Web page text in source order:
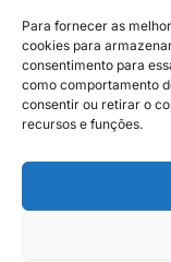
Para fornecer as
cookies para
consentimento para
como comportamento
consentir ou retirar o
recursos e funções.
Facebook
Instagram
TwitterYoutube
Copyright © 2023 .
By Total Pro